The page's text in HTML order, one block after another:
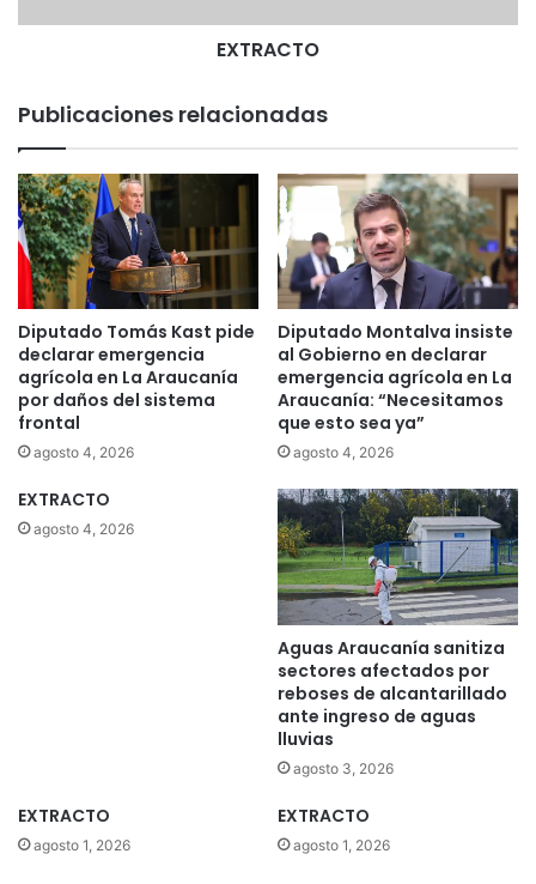
EXTRACTO
Publicaciones relacionadas
Diputado Tomás Kast pide
declarar emergencia
agrícola en La Araucanía
por daños del sistema
frontal
agosto 4, 2026
Diputado Montalva insiste
al Gobierno en declarar
emergencia agrícola en La
Araucanía: “Necesitamos
que esto sea ya”
agosto 4, 2026
EXTRACTO
agosto 4, 2026
Aguas Araucanía sanitiza
sectores afectados por
reboses de alcantarillado
ante ingreso de aguas
lluvias
agosto 3, 2026
EXTRACTO
agosto 1, 2026
EXTRACTO
agosto 1, 2026